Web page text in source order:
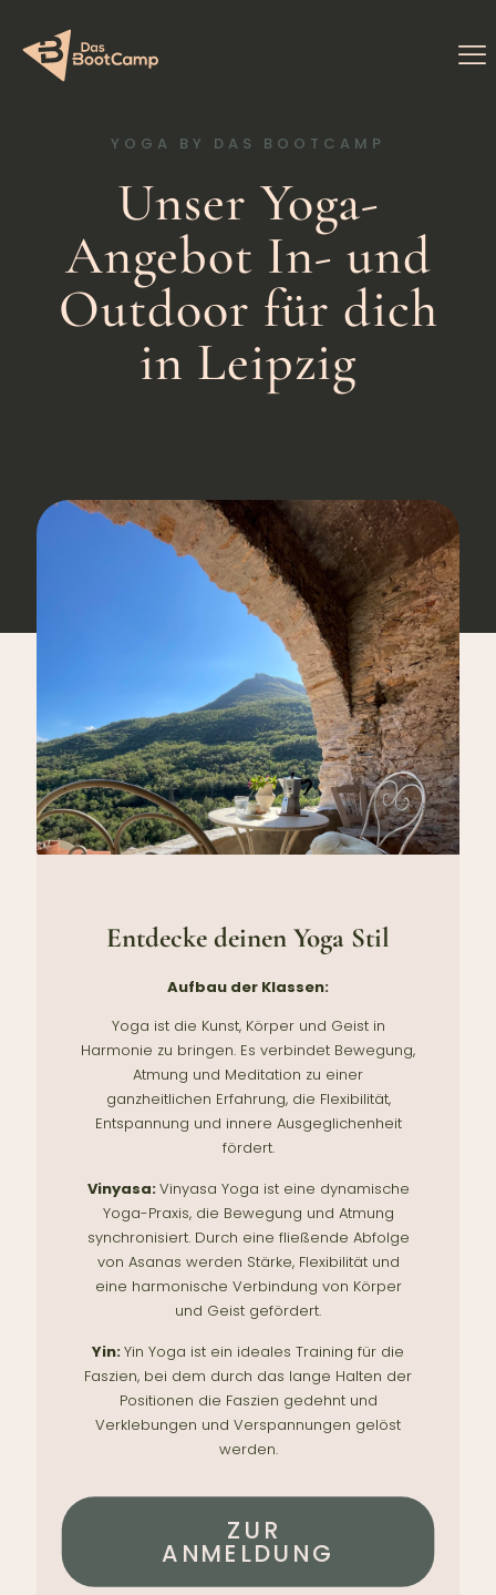
YOGA BY DAS BOOTCAMP
Unser Yoga-
Angebot In- und
Outdoor für dich
in Leipzig
Entdecke deinen Yoga Stil
Aufbau der Klassen:
Yoga ist die Kunst, Körper und Geist in
Harmonie zu bringen. Es verbindet Bewegung,
Atmung und Meditation zu einer
ganzheitlichen Erfahrung, die Flexibilität,
Entspannung und innere Ausgeglichenheit
fördert.
Vinyasa:Vinyasa Yoga ist eine dynamische
Yoga-Praxis, die Bewegung und Atmung
synchronisiert. Durch eine fließende Abfolge
von Asanas werden Stärke, Flexibilität und
eine harmonische Verbindung von Körper
und Geist gefördert.
Yin:Yin Yoga ist ein ideales Training für die
Faszien, bei dem durch das lange Halten der
Positionen die Faszien gedehnt und
Verklebungen und Verspannungen gelöst
werden.
ZUR
ANMELDUNG